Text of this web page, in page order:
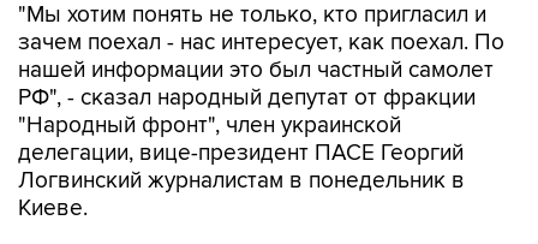
"Мы хотим понять не только, кто пригласил и
зачем поехал - нас интересует, как поехал. По
нашей информации это был частный самолет
РФ", - сказал народный депутат от фракции
"Народный фронт", член украинской
делегации, вице-президент ПАСЕ Георгий
Логвинский журналистам в понедельник в
Киеве.